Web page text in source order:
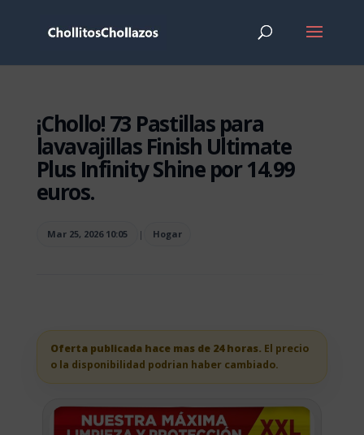
¡Chollo! 73 Pastillas para
lavavajillas Finish Ultimate
Plus Infinity Shine por 14.99
euros.
Mar 25, 2026 10:05 | Hogar
Oferta publicada hace mas de 24 horas. El precio
o la disponibilidad podrian haber cambiado.